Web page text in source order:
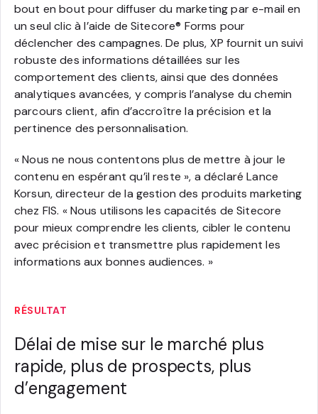
bout en bout pour diffuser du marketing par e-mail en
un seul clic à l’aide de Sitecore® Forms pour
déclencher des campagnes. De plus, XP fournit un suivi
robuste des informations détaillées sur les
comportement des clients, ainsi que des données
analytiques avancées, y compris l’analyse du chemin
parcours client, afin d’accroître la précision et la
pertinence des personnalisation.
« Nous ne nous contentons plus de mettre à jour le
contenu en espérant qu’il reste », a déclaré Lance
Korsun, directeur de la gestion des produits marketing
chez FIS. « Nous utilisons les capacités de Sitecore
pour mieux comprendre les clients, cibler le contenu
avec précision et transmettre plus rapidement les
informations aux bonnes audiences. »
RÉSULTAT
Délai de mise sur le marché plus
rapide, plus de prospects, plus
d’engagement